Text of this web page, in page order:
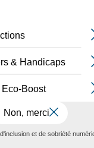
Habitat - Tous
conseil en
-Bases